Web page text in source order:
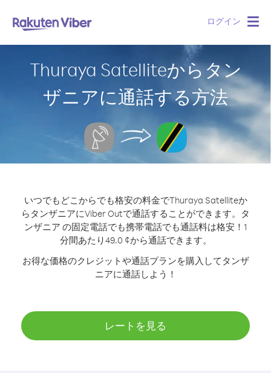
ログイン
Thuraya Satelliteからタン
ザニアに通話する方法
いつでもどこからでも格安の料金でThuraya Satelliteか
らタンザニアにViber Outで通話することができます。
タ
ンザニア の固定電話でも携帯電話でも通話料は格安！1
分間あたり49.0 ¢から通話できます。
お得な価格のクレジットや通話プランを購入してタンザ
ニアに通話しよう！
レートを見る